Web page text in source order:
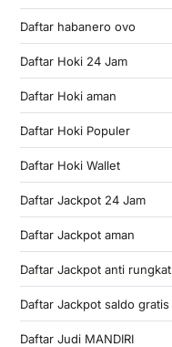
Daftar habanero ovo
Daftar Hoki 24 Jam
Daftar Hoki aman
Daftar Hoki Populer
Daftar Hoki Wallet
Daftar Jackpot 24 Jam
Daftar Jackpot aman
Daftar Jackpot anti rungkat
Daftar Jackpot saldo gratis
Daftar Judi MANDIRI